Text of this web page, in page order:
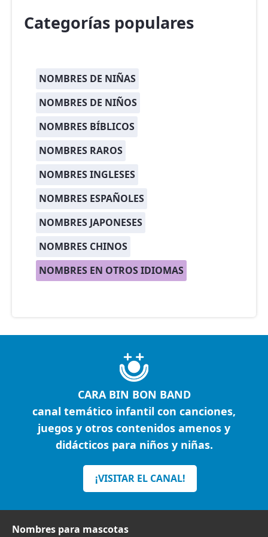
Categorías populares
NOMBRES DE NIÑAS
NOMBRES DE NIÑOS
NOMBRES BÍBLICOS
NOMBRES RAROS
NOMBRES INGLESES
NOMBRES ESPAÑOLES
NOMBRES JAPONESES
NOMBRES CHINOS
NOMBRES EN OTROS IDIOMAS
CARA BIN BON BAND
canal temático infantil con canciones,
juegos y otros contenidos amenos y
didácticos para niños y niñas.
¡VISITAR EL CANAL!
Nombres para mascotas